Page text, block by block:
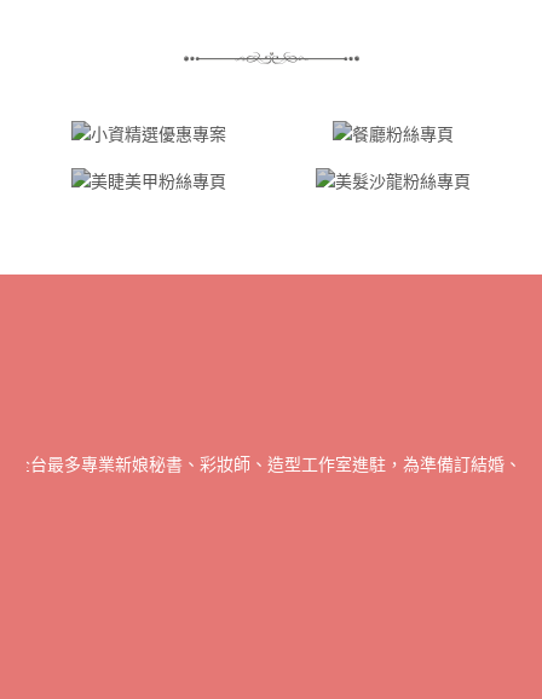
全台最多專業新娘秘書、彩妝師、造型工作室進駐，為準備訂結婚、